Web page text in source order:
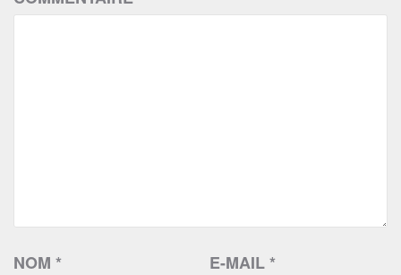
NOM * E-MAIL*